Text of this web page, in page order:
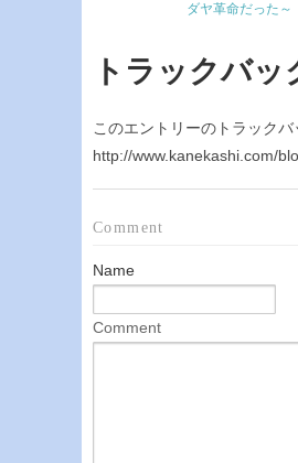
ダヤ革命だった～
トラックバッ
このエントリーのトラックバ
http://www.kanekashi.com/
Comment
Name
Comment